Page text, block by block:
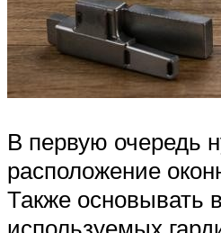
В первую очередь
расположение
Также основывать
используемых